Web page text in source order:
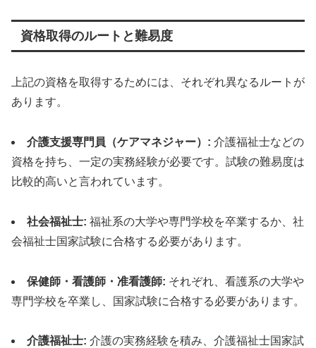
資格取得のルートと難易度
上記の資格を取得するためには、それぞれ異なるルートが
あります。
介護支援専門員（ケアマネジャー）: 介護福祉士などの
資格を持ち、一定の実務経験が必要です。試験の難易度は
比較的高いと言われています。
社会福祉士: 福祉系の大学や専門学校を卒業するか、社
会福祉士国家試験に合格する必要があります。
保健師・看護師・准看護師: それぞれ、看護系の大学や
専門学校を卒業し、国家試験に合格する必要があります。
介護福祉士: 介護の実務経験を積み、介護福祉士国家試